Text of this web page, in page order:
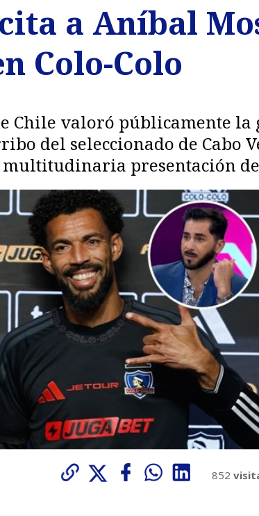
a Aníbal
Colo-Colo
Chile valoró públicamente la
del seleccionado de Cabo
presentación
852